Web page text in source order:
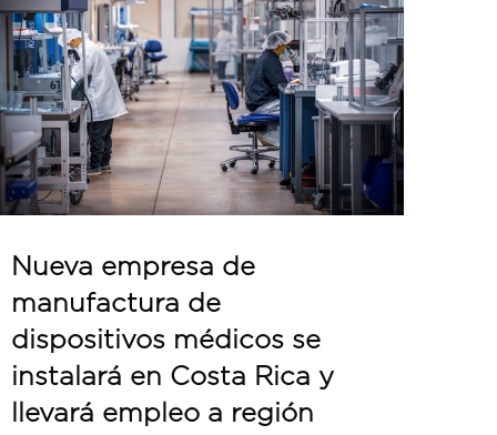
Nueva empresa de
manufactura de
dispositivos médicos se
instalará en Costa Rica y
llevará empleo a región